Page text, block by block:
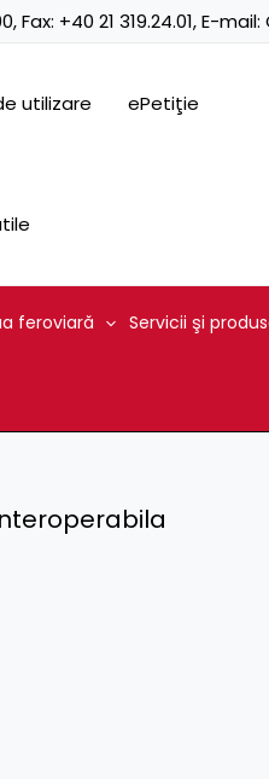
, Fax: +40 21 319.24.01, E-mail:
utilizare ePetiţie
feroviară Servicii şi